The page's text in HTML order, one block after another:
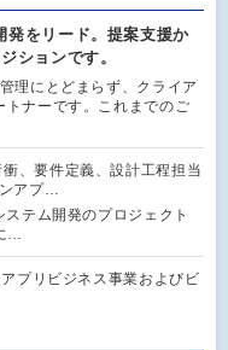
発をリード。提案支援か
ションです。
理にとどまらず、クライア
トナーです。これまでのご
、要件定義、設計工程担当
アプ…
テム開発のプロジェクト
…
プリビジネス事業およびビ